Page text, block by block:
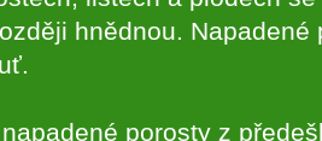
hnědnou.
porosty z